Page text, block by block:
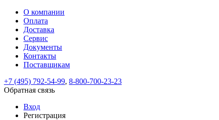
ВходРегистрация
test@example.com
отправлена
по
ней
завершения
регистрации.
Восстановление
пароля
Заполните
форму.
Мы
отправим
ссылку
На
вашу
почту
test@test.ru
ссылка.
Введите
новый
пароль
Пароль
успешно
восстановлен
Обратная
связь
сообщение
успешно
отправлено.
О компании
Оплата
Доставка
Сервис
Документы
Контакты
Поставщикам
+7 (495) 792-54-99, 8-800-700-23-23
Обратная связь
Вход
Регистрация